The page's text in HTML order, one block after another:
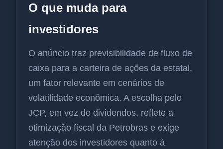
O que muda para
investidores
O anúncio traz previsibilidade de fluxo de
caixa para a carteira de ações da estatal,
um fator relevante em cenários de
volatilidade econômica. A escolha pelo
JCP, em vez de dividendos, reflete a
otimização fiscal da Petrobras e exige
atenção dos investidores quanto à